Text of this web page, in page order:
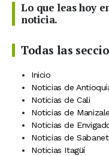
Lo que leas hoy
noticia.
Todas las
Inicio
Noticias de
Noticias de Cali
Noticias de
Noticias de
Noticias de
Noticias Itagüí